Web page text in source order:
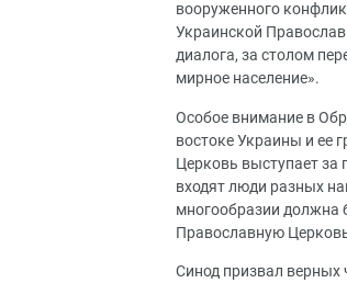
вооруженного
Украинской
диалога, за столом
мирное население».
Особое внимание в
востоке Украины и ее
Церковь выступает за
входят люди разных
многообразии должна
Православную
Синод призвал верных